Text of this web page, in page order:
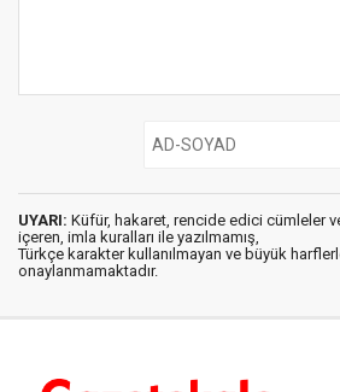
UYARI: Küfür, hakaret, rencide edici cümleler
içeren, imla kuralları ile yazılmamış,
Türkçe karakter kullanılmayan ve büyük
onaylanmamaktadır.